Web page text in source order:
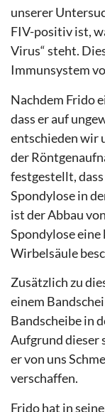
unserer
FIV-positiv ist,
Virus“ steht.
Immunsystem
Nachdem Frido
dass er auf
entschieden wir
der
festgestellt,
Spondylose in
ist der Abbau
Spondylose
Wirbelsäule
Zusätzlich zu
einem
Bandscheibe in
Aufgrund dieser
er von uns
verschaffen.
Frido hat in